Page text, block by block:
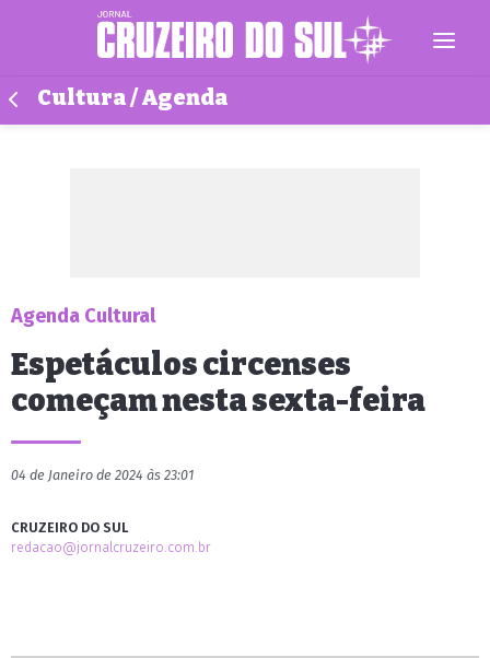
Cultura / Agenda
Agenda Cultural
Espetáculos circenses
começam nesta sexta-feira
04 de Janeiro de 2024 às 23:01
CRUZEIRO DO SUL
redacao@jornalcruzeiro.com.br